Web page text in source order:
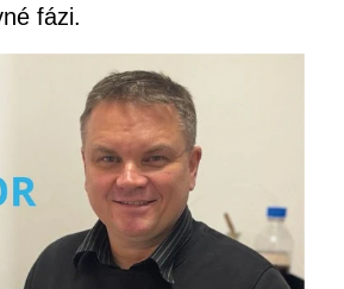
fázi.